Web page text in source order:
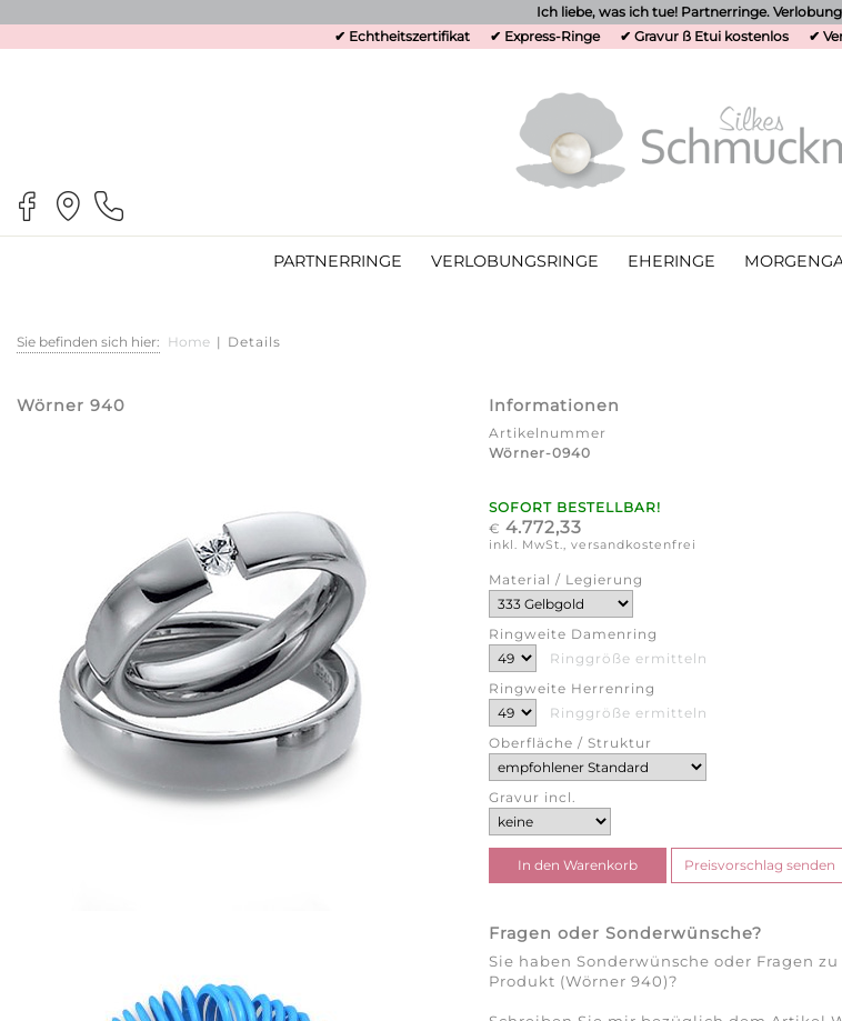
Ich liebe, was ich tue! Partnerringe.
✔ Echtheitszertifikat
✔ Express-Ringe ✔ Gravur ß Etui kostenlos ✔
PARTNERRINGE VERLOBUNGSRINGE EHERINGE
Sie befinden sich hier: Home | Details
Wörner 940 Informationen
Artikelnummer
Wörner-0940
SOFORT BESTELLBAR!
€ 4.772,33
inkl. MwSt., versandkostenfrei
Material / Legierung
Ringweite Damenring
Ringgröße ermitteln
Ringweite Herrenring
Ringgröße ermitteln
Oberfläche / Struktur
Gravur incl.
Fragen oder Sonderwünsche?
Sie haben Sonderwünsche oder Fragen zu
Produkt (Wörner 940)?